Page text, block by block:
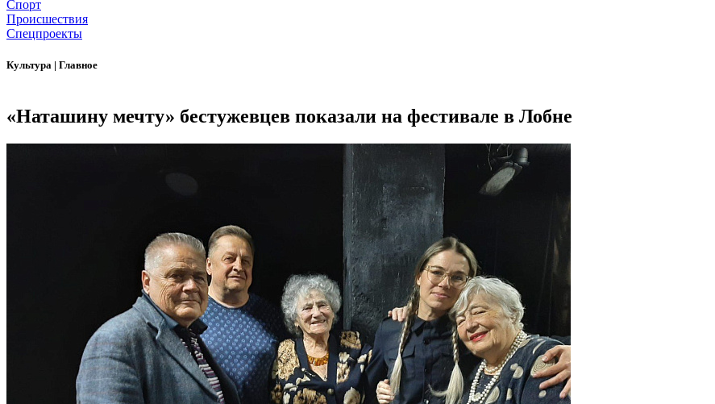
Спорт
Происшествия
Спецпроекты
Культура | Главное
«Наташину мечту» бестужевцев показали на фестивале в Лобне